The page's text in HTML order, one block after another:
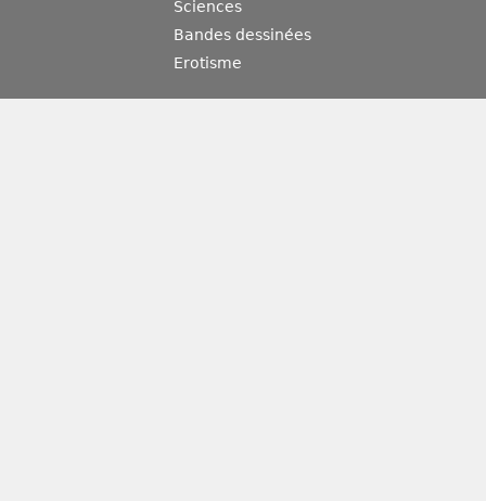
Sciences
Bandes dessinées
Erotisme